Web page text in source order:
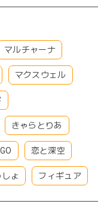
マルチャーナ
マクスウェル
きゃらとりあ
恋と深空
ょ フィギュア